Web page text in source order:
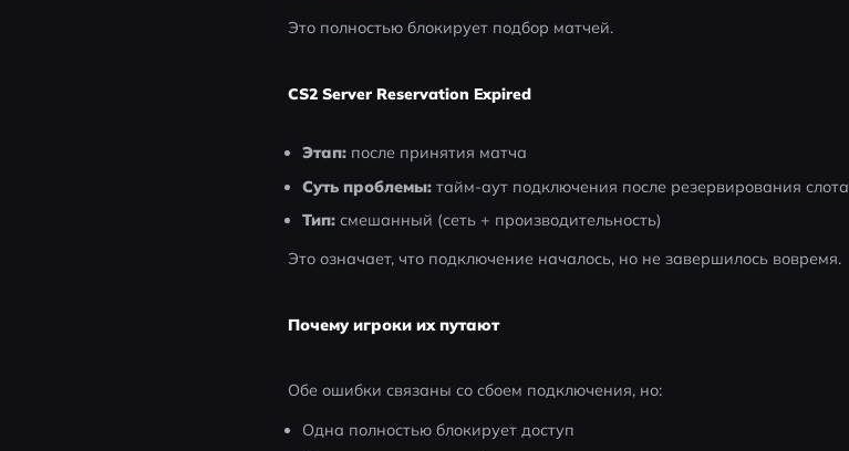
Это полностью блокирует подбор матчей.
CS2 Server Reservation Expired
Этап: после принятия матча
Суть проблемы: тайм-аут подключения после резервирования слота
Тип: смешанный (сеть + производительность)
Это означает, что подключение началось, но не завершилось вовремя.
Почему игроки их путают
Обе ошибки связаны со сбоем подключения, но:
Одна полностью блокирует доступ